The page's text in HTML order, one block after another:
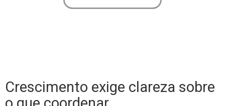
Crescimento exige clareza sobre